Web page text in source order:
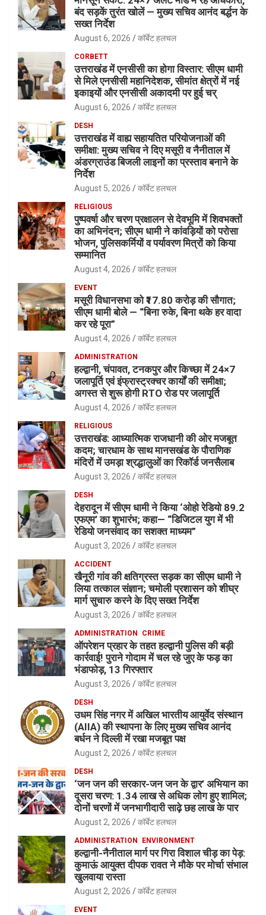
बंद सड़कें तुरंत खोलें — मुख्य सचिव आनंद बर्द्धन के
सख्त निर्देश
August 6, 2026 कॉर्बेट हलचल
CORBETT
उत्तराखंड में एनसीसी का होगा विस्तार: सीएम धामी
से मिले एनसीसी महानिदेशक, सीमांत क्षेत्रों में नई
इकाइयों और एनसीसी अकादमी पर हुई चर्
August 6, 2026 कॉर्बेट हलचल
DESH
उत्तराखंड में वाह्य सहायतित परियोजनाओं की
समीक्षा: मुख्य सचिव ने दिए मसूरी व नैनीताल में
अंडरग्राउंड बिजली लाइनों का प्रस्ताव बनाने के
निर्देश
August 5, 2026 कॉर्बेट हलचल
RELIGIOUS
पुष्पवर्षा और चरण प्रक्षालन से देवभूमि में शिवभक्तों
का अभिनंदन; सीएम धामी ने कांवड़ियों को परोसा
भोजन, पुलिसकर्मियों व पर्यावरण मित्रों को किया
सम्मानित
August 4, 2026 कॉर्बेट हलचल
EVENT
मसूरी विधानसभा को ₹17.80 करोड़ की सौगात;
सीएम धामी बोले — “बिना रुके, बिना थके हर वादा
कर रहे पूरा”
August 4, 2026 कॉर्बेट हलचल
ADMINISTRATION
हल्द्वानी, चंपावत, टनकपुर और किच्छा में 24×7
जलापूर्ति एवं इंफ्रास्ट्रक्चर कार्यों की समीक्षा;
अगस्त से शुरू होगी RTO रोड पर जलापूर्ति
August 4, 2026 कॉर्बेट हलचल
RELIGIOUS
उत्तराखंड: आध्यात्मिक राजधानी की ओर मजबूत
कदम; चारधाम के साथ मानसखंड के पौराणिक
मंदिरों में उमड़ा श्रद्धालुओं का रिकॉर्ड जनसैलाब
August 3, 2026 कॉर्बेट हलचल
DESH
देहरादून में सीएम धामी ने किया ‘ओहो रेडियो 89.2
एफएम’ का शुभारंभ; कहा— “डिजिटल युग में भी
रेडियो जनसंवाद का सशक्त माध्यम”
August 3, 2026 कॉर्बेट हलचल
ACCIDENT
खैनूरी गांव की क्षतिग्रस्त सड़क का सीएम धामी ने
लिया तत्काल संज्ञान; चमोली प्रशासन को शीघ्र
मार्ग सुचारु करने के दिए सख्त निर्देश
August 3, 2026 कॉर्बेट हलचल
ADMINISTRATION CRIME
ऑपरेशन प्रहार के तहत हल्द्वानी पुलिस की बड़ी
कार्रवाई! पुराने गोदाम में चल रहे जुए के फड़ का
भंडाफोड़, 13 गिरफ्तार
August 3, 2026 कॉर्बेट हलचल
DESH
उधम सिंह नगर में अखिल भारतीय आयुर्वेद संस्थान
(AIIA) की स्थापना के लिए मुख्य सचिव आनंद
बर्धन ने दिल्ली में रखा मजबूत पक्ष
August 2, 2026 कॉर्बेट हलचल
DESH
‘जन जन की सरकार-जन जन के द्वार’ अभियान का
दूसरा चरण: 1.34 लाख से अधिक लोग हुए शामिल;
दोनों चरणों में जनभागीदारी साढ़े छह लाख के पार
August 2, 2026 कॉर्बेट हलचल
ADMINISTRATION ENVIRONMENT
हल्द्वानी-नैनीताल मार्ग पर गिरा विशाल चीड़ का पेड़:
कुमाऊं आयुक्त दीपक रावत ने मौके पर मोर्चा संभाल
खुलवाया रास्ता
August 2, 2026 कॉर्बेट हलचल
EVENT